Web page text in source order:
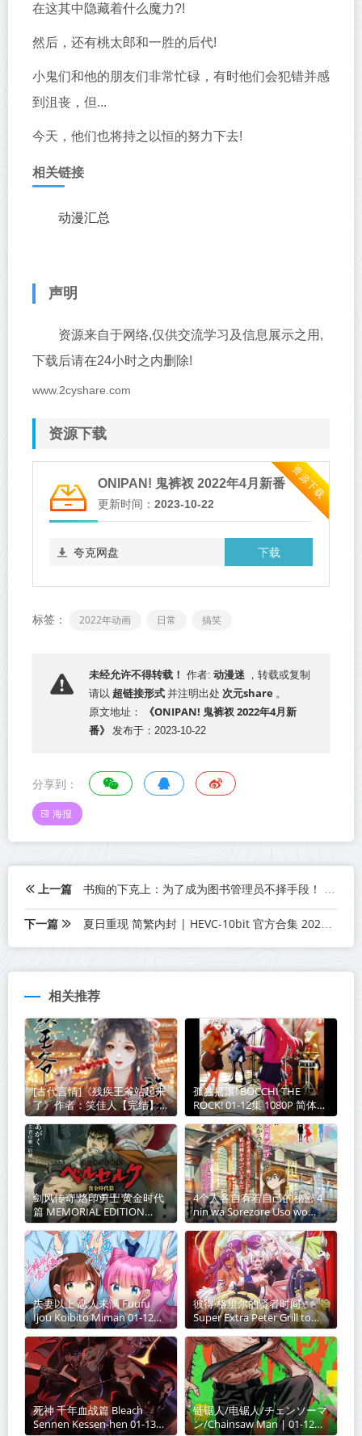
在这其中隐藏着什么魔力?!
然后，还有桃太郎和一胜的后代!
小鬼们和他的朋友们非常忙碌，有时他们会犯错并感
到沮丧，但...
今天，他们也将持之以恒的努力下去!
相关链接
动漫汇总
声明
资源来自于网络,仅供交流学习及信息展示之用,
下载后请在24小时之内删除!
www.2cyshare.com
资源下载
资源下载
ONIPAN! 鬼裤衩 2022年4月新番
更新时间： 2023-10-22
下载
夸克网盘
标签： 2022年动画 日常 搞笑
未经允许不得转载！ 作者: 动漫迷 ，转载或复制
请以 超链接形式 并注明出处 次元share 。
原文地址：
《ONIPAN! 鬼裤衩 2022年4月新
番》
发布于：2023-10-22
分享到：
海报
上一篇 书痴的下克上：为了成为图书管理员不择手段！ 第三季 全12集 2022年4月新番
下一篇 夏日重现 简繁内封 | HEVC-10bit 官方合集 2022年4月新番
相关推荐
[古代言情]《残疾王爷站起来
了》作者：笑佳人【完结】丨
小说资源百度网盘免费txt下
载
孤独摇滚! BOCCHI THE
ROCK! 01-12集 1080P 简体
MP4 2022年十月新番
剑风传奇 烙印勇士 黄金时代
篇 MEMORIAL EDITION
Berserk: Ougon Jidai-hen -
Memorial Edition 01-13合集
1080p 简中内嵌 202
4个人各自有着自己的秘密 4
nin wa Sorezore Uso wo
Tsuku 01-11 1080P MP4 简中
2022年十月新番
夫妻以上 恋人未满 Fuufu
Ijou Koibito Miman 01-12
1080p 简体 mp4 2022年十月
新番
彼得·格里尔的贤者时间
Super Extra Peter Grill to
Kenja no Jikan: Super Extra
01-12 合集 1080p 简中 2022
年十月新番
死神 千年血战篇 Bleach
Sennen Kessen-hen 01-13
链锯人/电锯人/チェンソーマ
ン/Chainsaw Man | 01-12